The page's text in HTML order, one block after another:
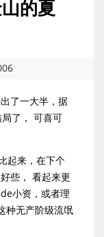
的夏
了一大半，据
了， 可喜可
起来，在下个
些， 看起来更
小资，或者理
种无产阶级流氓